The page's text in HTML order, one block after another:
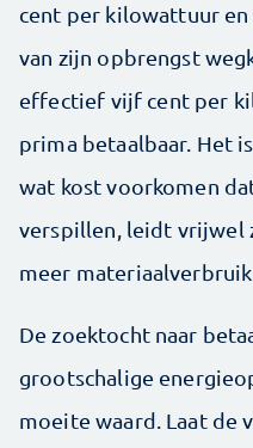
cent per kilowattuur
van zijn opbrengst
effectief vijf cent per
prima betaalbaar. Het
wat kost voorkomen
verspillen, leidt vrijwel
meer
De zoektocht naar
grootschalige
moeite waard. Laat de